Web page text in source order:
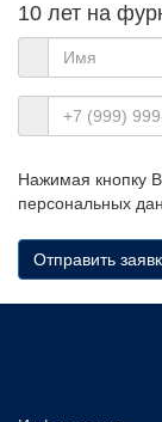
10 лет на
Нажимая кнопку
персональных
Отправить